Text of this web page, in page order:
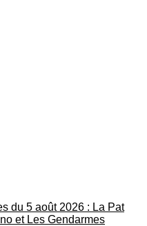
du 5 août 2026 : La Pat
et Les Gendarmes